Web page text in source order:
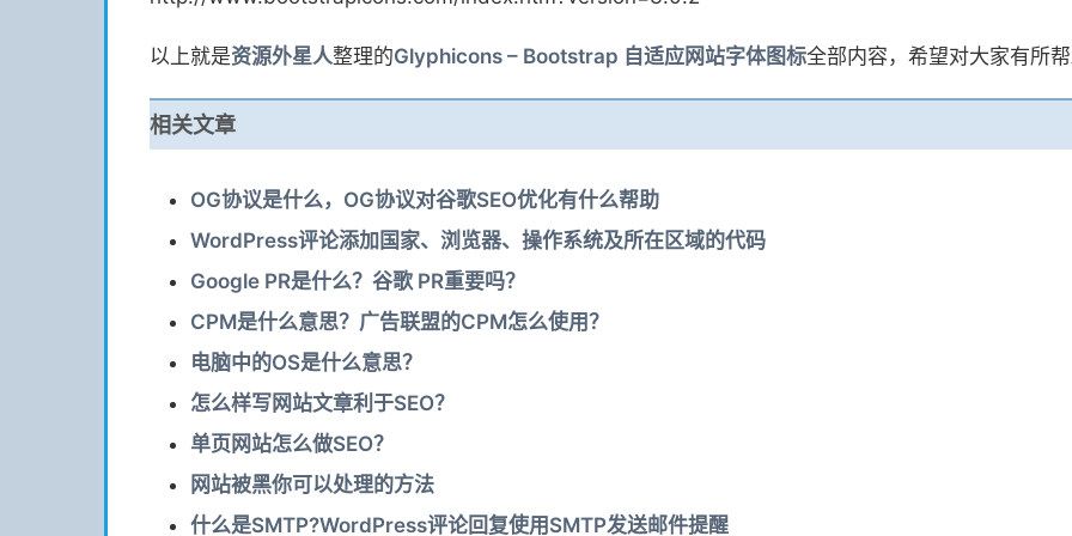
以上就是资源外星人整理的Glyphicons – Bootstrap 自适应网站字体图标全部内容，希望对大家有所
相关文章
OG协议是什么，OG协议对谷歌SEO优化有什么帮助
WordPress评论添加国家、浏览器、操作系统及所在区域的代码
Google PR是什么？谷歌 PR重要吗？
CPM是什么意思？广告联盟的CPM怎么使用？
电脑中的OS是什么意思？
怎么样写网站文章利于SEO？
单页网站怎么做SEO？
网站被黑你可以处理的方法
什么是SMTP?WordPress评论回复使用SMTP发送邮件提醒